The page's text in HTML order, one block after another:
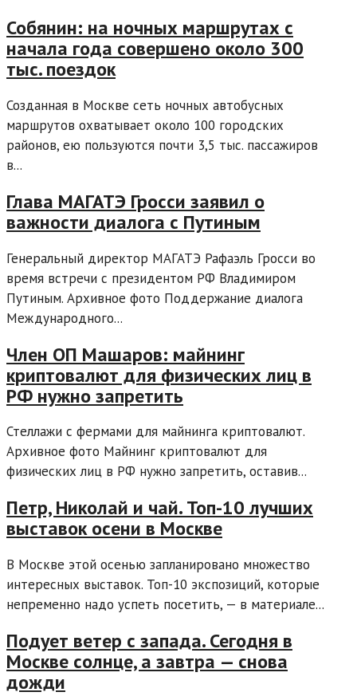
Собянин: на ночных маршрутах с
начала года совершено около 300
тыс. поездок
Созданная в Москве сеть ночных автобусных
маршрутов охватывает около 100 городских
районов, ею пользуются почти 3,5 тыс. пассажиров
в...
Глава МАГАТЭ Гросси заявил о
важности диалога с Путиным
Генеральный директор МАГАТЭ Рафаэль Гросси во
время встречи с президентом РФ Владимиром
Путиным. Архивное фото Поддержание диалога
Международного...
Член ОП Машаров: майнинг
криптовалют для физических лиц в
РФ нужно запретить
Стеллажи с фермами для майнинга криптовалют.
Архивное фото Майнинг криптовалют для
физических лиц в РФ нужно запретить, оставив...
Петр, Николай и чай. Топ-10 лучших
выставок осени в Москве
В Москве этой осенью запланировано множество
интересных выставок. Топ-10 экспозиций, которые
непременно надо успеть посетить, — в материале...
Подует ветер с запада. Сегодня в
Москве солнце, а завтра — снова
дожди